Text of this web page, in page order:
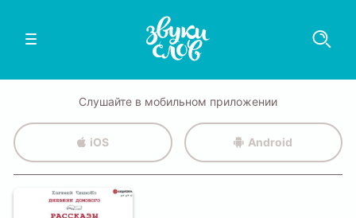
Слушайте в мобильном приложении
iOS Android